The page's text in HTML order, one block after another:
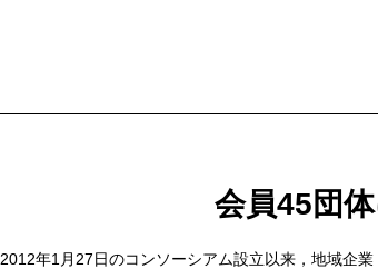
会員45団
2012年1月27日のコンソーシアム設立以来，地域企